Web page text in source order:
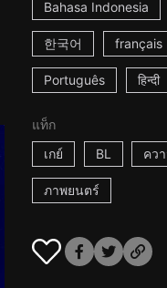
Bahasa Indonesia
한국어 français
Português हिन्दी
แท็ก
เกย์
BL คว
ภาพยนตร์